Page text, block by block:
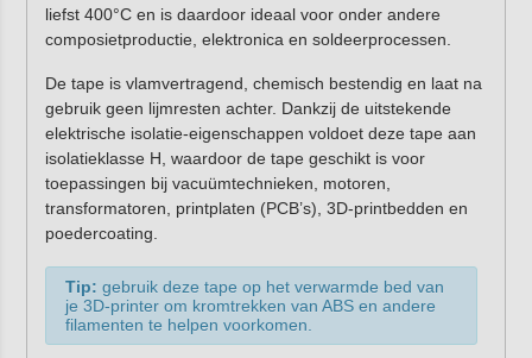
liefst 400°C en is daardoor ideaal voor onder andere
composietproductie, elektronica en soldeerprocessen.
De tape is vlamvertragend, chemisch bestendig en laat na
gebruik geen lijmresten achter. Dankzij de uitstekende
elektrische isolatie-eigenschappen voldoet deze tape aan
isolatieklasse H, waardoor de tape geschikt is voor
toepassingen bij vacuümtechnieken, motoren,
transformatoren, printplaten (PCB’s), 3D-printbedden en
poedercoating.
Tip: gebruik deze tape op het verwarmde bed van
je 3D-printer om kromtrekken van ABS en andere
filamenten te helpen voorkomen.